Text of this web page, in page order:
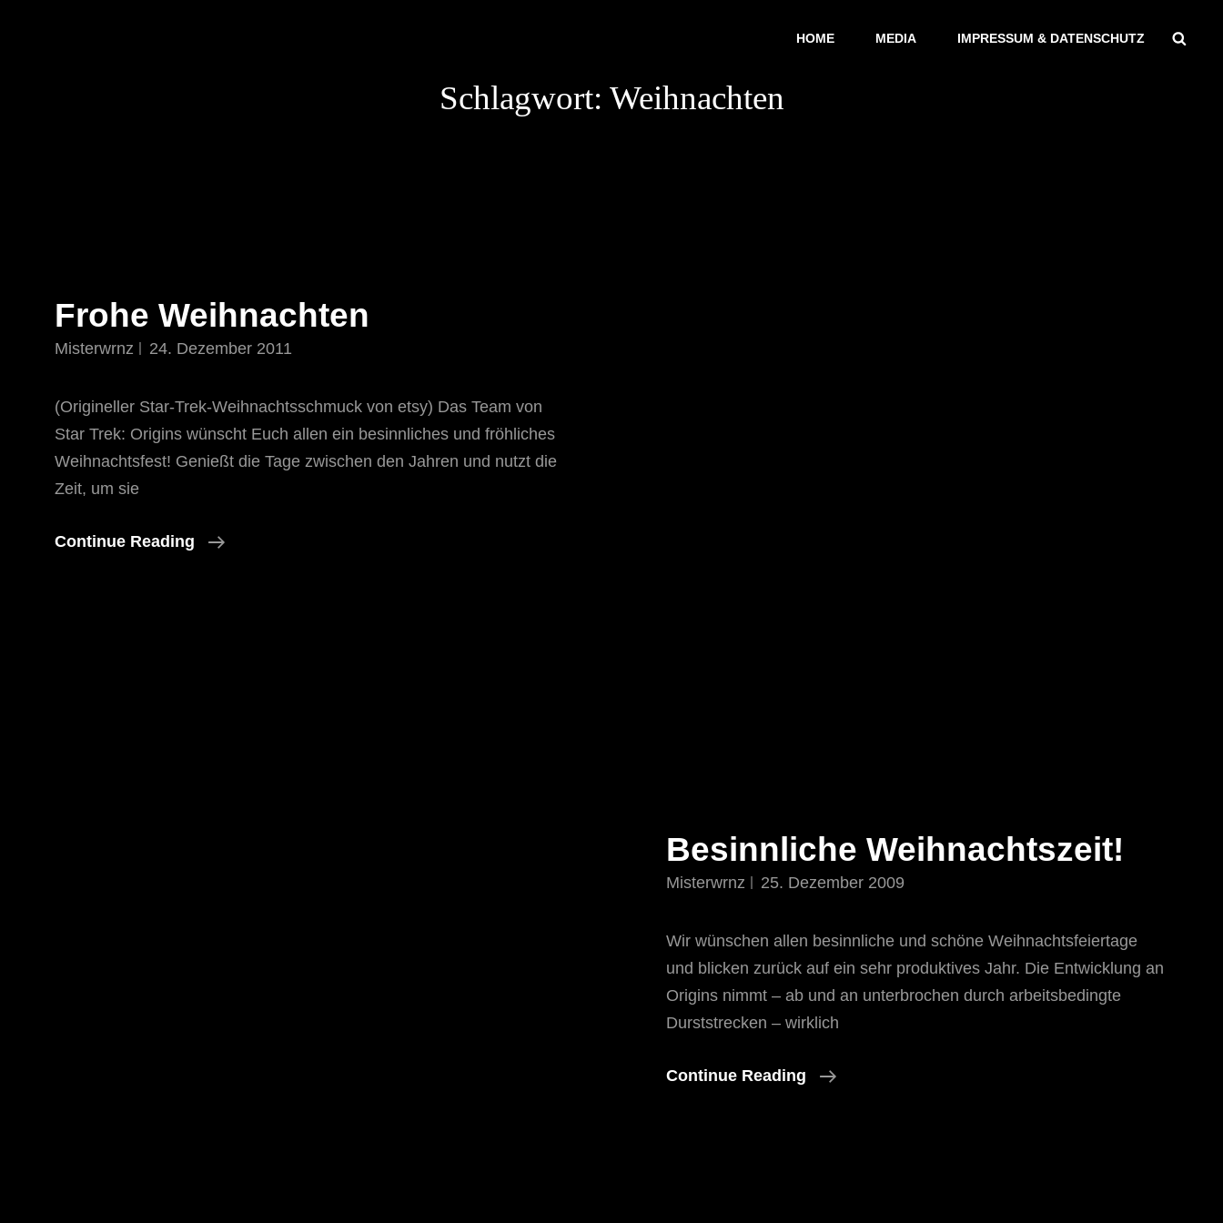
HOME MEDIA IMPRESSUM & DATENSCHUTZ
Schlagwort: Weihnachten
Frohe Weihnachten
Misterwrnz 24. Dezember 2011
(Origineller Star-Trek-Weihnachtsschmuck von etsy) Das Team von
Star Trek: Origins wünscht Euch allen ein besinnliches und fröhliches
Weihnachtsfest! Genießt die Tage zwischen den Jahren und nutzt die
Zeit, um sie
Continue Reading
Frohe
Besinnliche Weihnachtszeit!
Misterwrnz 25. Dezember 2009
Wir wünschen allen besinnliche und schöne Weihnachtsfeiertage
und blicken zurück auf ein sehr produktives Jahr. Die Entwicklung an
Origins nimmt – ab und an unterbrochen durch arbeitsbedingte
Durststrecken – wirklich
Continue Reading
Besinnliche